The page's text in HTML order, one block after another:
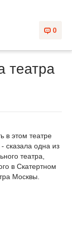
0
театра
в этом театре
сказала одна из
театра,
в Скатертном
Москвы.